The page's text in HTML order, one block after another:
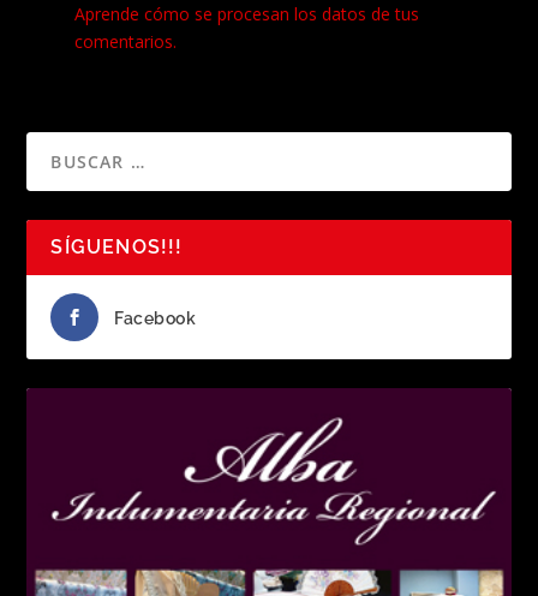
Aprende cómo se procesan los datos de tus
comentarios.
SÍGUENOS!!!
Facebook